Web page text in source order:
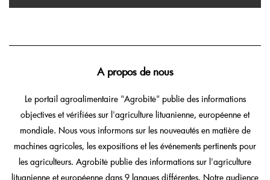
A propos de nous
Le portail agroalimentaire "Agrobitė" publie des informations
objectives et vérifiées sur l'agriculture lituanienne, européenne et
mondiale. Nous vous informons sur les nouveautés en matière de
machines agricoles, les expositions et les événements pertinents pour
les agriculteurs. Agrobitė publie des informations sur l'agriculture
lituanienne et européenne dans 9 langues différentes. Notre audience